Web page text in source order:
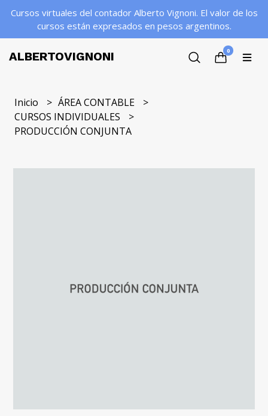
Cursos virtuales del contador Alberto Vignoni. El valor de los
cursos están expresados en pesos argentinos.
ALBERTOVIGNONI 0
Inicio
ÁREA CONTABLE
CURSOS INDIVIDUALES
PRODUCCIÓN CONJUNTA